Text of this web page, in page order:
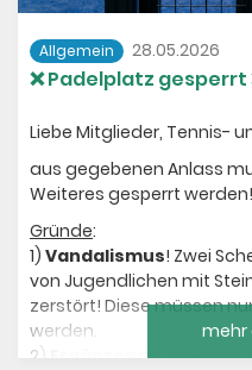
Allgemein 28.05.2026
❌ Padelplatz gesperrt
Liebe Mitglieder, Tennis-
aus gegebenen Anlass
Weiteres gesperrt werden!
Gründe:
1) Vandalismus! Zwei
von Jugendlichen mit
zerstört! Diese müssen
werden.
2)
Ergänzende Arbeiten
mehr